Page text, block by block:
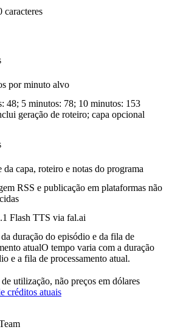
caracteres
por minuto alvo
48; 5 minutos: 78; 10 minutos: 153
geração de roteiro; capa opcional
da capa, roteiro e notas do programa
RSS e publicação em plataformas não
Flash TTS via fal.ai
duração do episódio e da fila de
atualO tempo varia com a duração
e a fila de processamento atual.
utilização, não preços em dólares
créditos atuais